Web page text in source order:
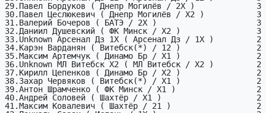
29.Павел Бордуков ( Днепр Могилёв / 2X )             3
30.Павел Цеслюкевич ( Днепр Могилёв / X2 )           3
31.Валерий Бочеров ( БАТЭ / 2X )                     3
32.Даниил Душевский ( ФК Минск / X2 )                3
33.Unknown Арсенал Дз 1X ( Арсенал Дз / 1X )         2
34.Карэн Варданян ( Витебск(*) / 12 )                2
35.Максим Артемчук ( Динамо Бр / X1 )                2
36.Unknown МЛ Витебск X2 ( МЛ Витебск / X2 )         2
37.Кирилл Цепенков ( Динамо Бр / X2 )                2
38.Захар Червяков ( Витебск(*) / X1 )                2
39.Антон Шрамченко ( ФК Минск / X1 )                 2
40.Андрей Соловей ( Шахтёр / X1 )                    2
41.Максим Ковалевич ( Шахтёр / 21 )                  2